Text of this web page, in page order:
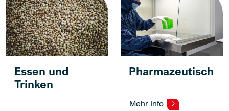
Essen und
Trinken
Pharmazeutisch
Mehr Info